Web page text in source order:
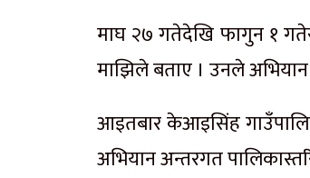
माघ २७ गतेदेखि फागुन १
माझिले बताए । उनले
आइतबार केआइसिंह
अभियान अन्तरगत